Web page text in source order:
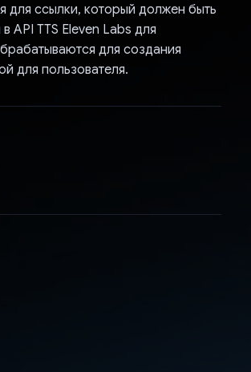
для ссылки, который должен быть
API TTS Eleven Labs для
для создания
для пользователя.